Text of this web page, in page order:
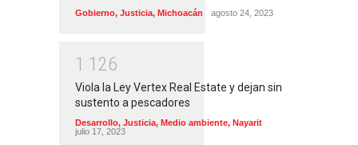
Gobierno, Justicia, Michoacán agosto 24, 2023
1 1 26
Viola la Ley Vertex Real Estate y dejan sin
sustento a pescadores
Desarrollo, Justicia, Medio ambiente, Nayarit
julio 17, 2023